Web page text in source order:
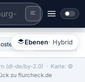
© Esri | Labels © Esri
reinzoomen
Ebenen· Hybrid
Ohne
(dl-de/by-2.0) · Karte: ©
zu flurcheck.de